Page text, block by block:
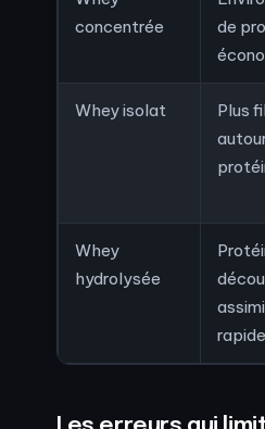
concentrée
de
Whey isolat
Plus
Whey
hydrolysée
rapide